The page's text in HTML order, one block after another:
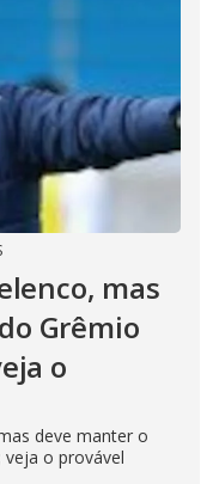
mas
Grêmio
o
deve manter o
o provável